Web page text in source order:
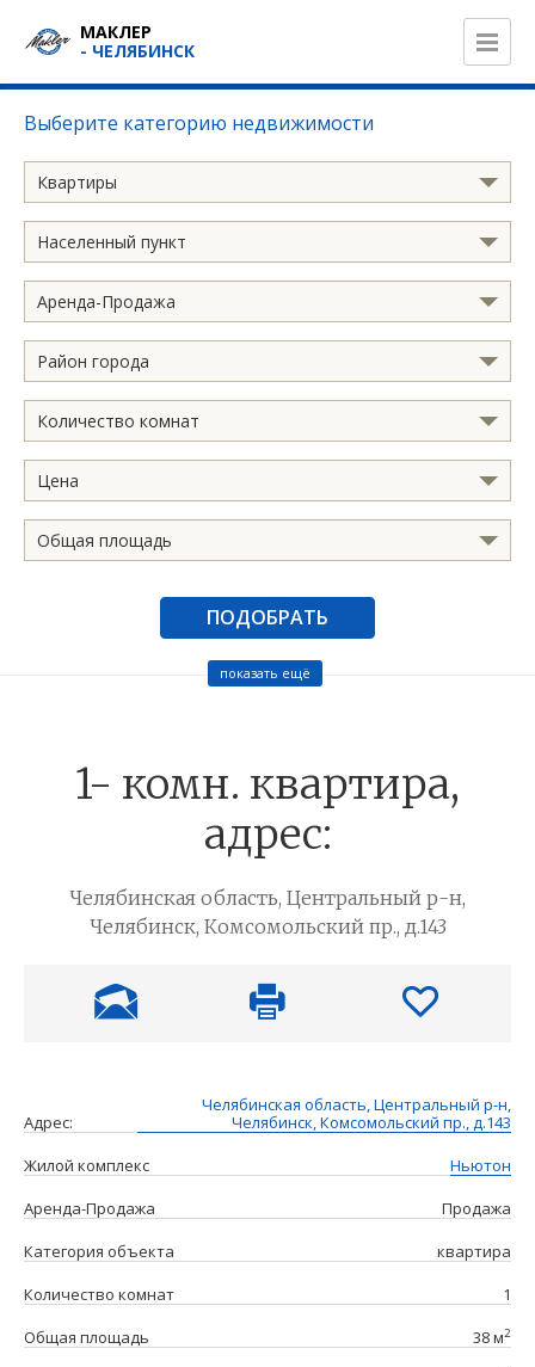
МАКЛЕР
- ЧЕЛЯБИНСК
Выберите категорию недвижимости
Квартиры
Населенный пункт
Аренда-Продажа
Район города
Количество комнат
Цена
Общая площадь
ПОДОБРАТЬ
показать ещё
1- комн. квартира,
адрес:
Челябинская область, Центральный р-н,
Челябинск, Комсомольский пр., д.143
Адрес:
Челябинская область, Центральный р-н,
Челябинск, Комсомольский пр., д.143
Жилой комплекс
Ньютон
Аренда-Продажа
Продажа
Категория объекта
квартира
Количество комнат
1
Общая площадь
38 м2